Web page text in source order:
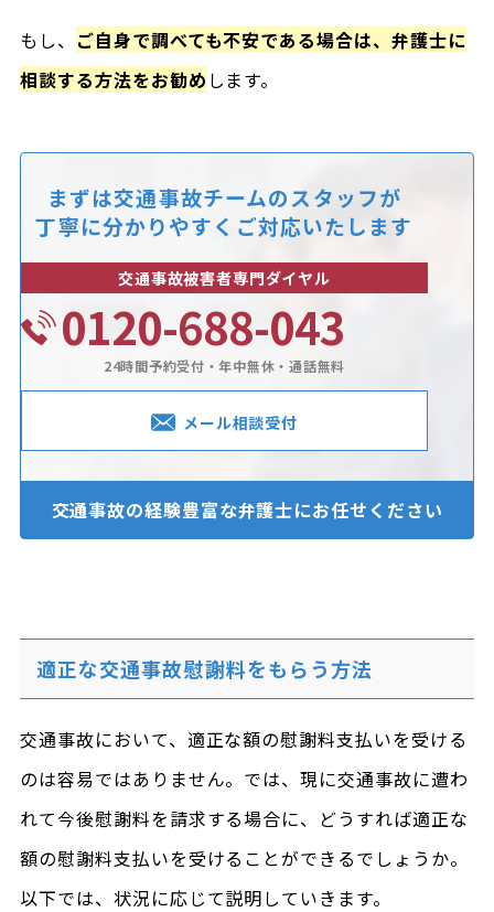
もし、 ご自身で調べても不安である場合は、弁護士に
相談する方法をお勧め します。
まずは交通事故チームのスタッフが
丁寧に分かりやすくご対応いたします
交通事故被害者専門ダイヤル
0120-688-043
24時間予約受付・年中無休・通話無料
メール相談受付
交通事故の経験豊富な弁護士にお任せください
適正な交通事故慰謝料をもらう方法
交通事故において、適正な額の慰謝料支払いを受ける
のは容易ではありません。では、現に交通事故に遭わ
れて今後慰謝料を請求する場合に、どうすれば適正な
額の慰謝料支払いを受けることができるでしょうか。
以下では、状況に応じて説明していきます。